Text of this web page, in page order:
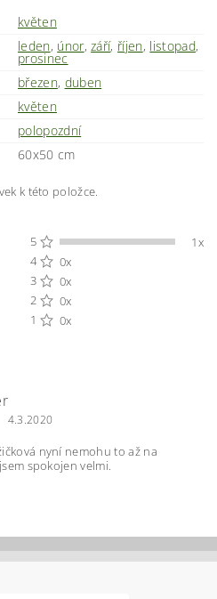
květen
leden, únor,září, říjen, listopad,
prosinec
březen, duben
květen
polopozdní
60x50 cm
k této položce.
5
1x
4
0x
3
0x
2
0x
1
0x
4.3.2020
nyní nemohu to až na
spokojen velmi.